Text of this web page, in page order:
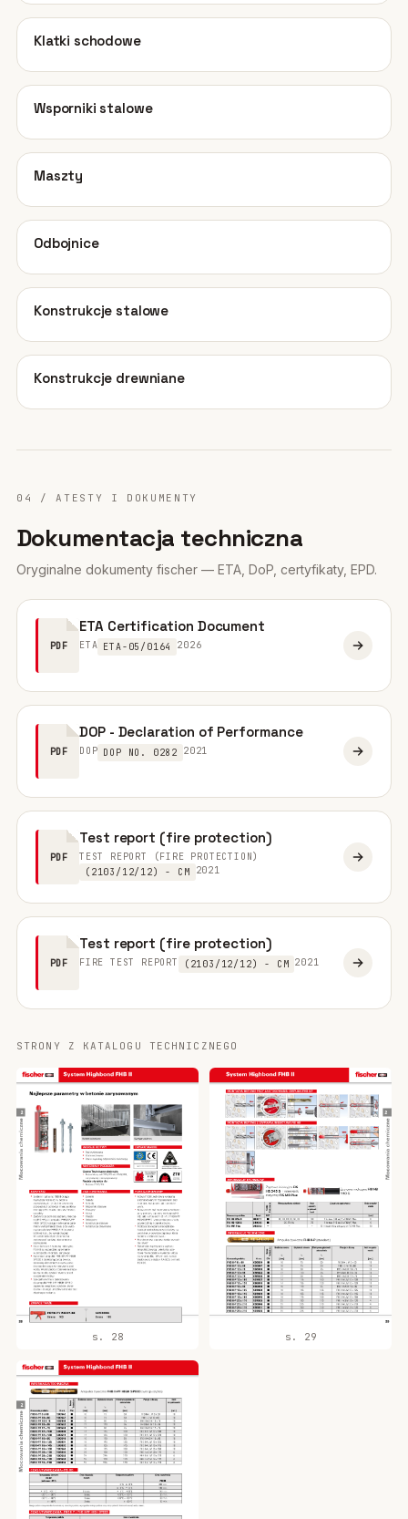
03
Klatki schodowe
04
Wsporniki stalowe
05
Maszty
06
Odbojnice
07
Konstrukcje stalowe
08
Konstrukcje drewniane
04 / ATESTY I DOKUMENTY
Dokumentacja techniczna
Oryginalne dokumenty fischer — ETA, DoP, certyfikaty, EPD.
PDF
ETA Certification Document
ETA ETA-05/0164 2026
PDF
DOP - Declaration of Performance
DOP DOP NO. 0282 2021
PDF
Test report (fire protection)
TEST REPORT (FIRE PROTECTION)
(2103/12/12) - CM
2021
PDF
Test report (fire protection)
FIRE TEST REPORT (2103/12/12) - CM 2021
STRONY Z KATALOGU TECHNICZNEGO
s. 28 s. 29